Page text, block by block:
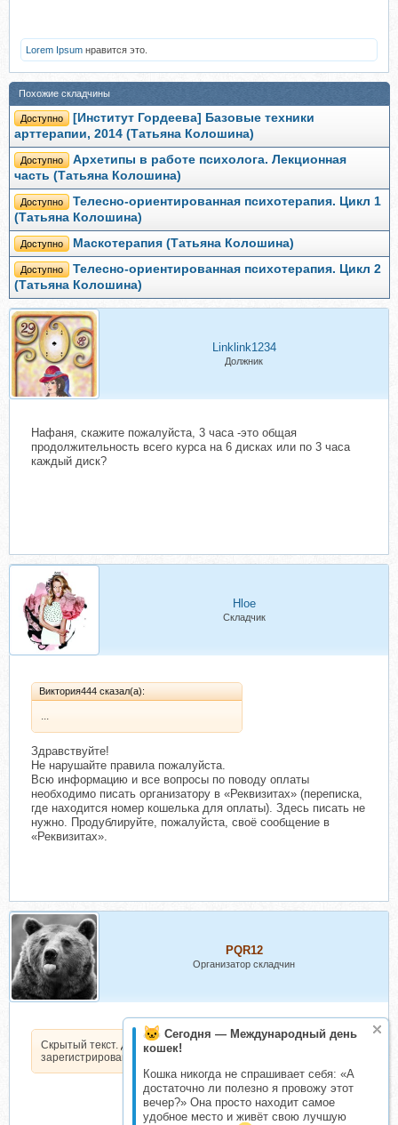
Сегодня — Международный день
кошек!
Кошка никогда не спрашивает себя: «А
достаточно ли полезно я провожу этот
вечер?» Она просто находит самое
удобное место и живёт свою лучшую
Lorem Ipsum нравится это.
Похожие складчины
Доступно
[Институт Гордеева] Базовые техники
арттерапии, 2014 (Татьяна Колошина)
Доступно
Архетипы в работе психолога. Лекционная
часть (Татьяна Колошина)
Доступно
Телесно-ориентированная психотерапия. Цикл 1
(Татьяна Колошина)
Доступно Маскотерапия (Татьяна Колошина)
Доступно
Телесно-ориентированная психотерапия. Цикл 2
(Татьяна Колошина)
Linklink1234
Должник
Нафаня, скажите пожалуйста, 3 часа -это общая
продолжительность всего курса на 6 дисках или по 3 часа
каждый диск?
Hloe
Складчик
Виктория444 сказал(а):
...
Здравствуйте!
Не нарушайте правила пожалуйста.
Всю информацию и все вопросы по поводу оплаты
необходимо писать организатору в «Реквизитах» (переписка,
где находится номер кошелька для оплаты). Здесь писать не
нужно. Продублируйте, пожалуйста, своё сообщение в
«Реквизитах».
PQR12
Организатор складчин
Скрытый текст. Доступен только
зарегистрированным пользователям.